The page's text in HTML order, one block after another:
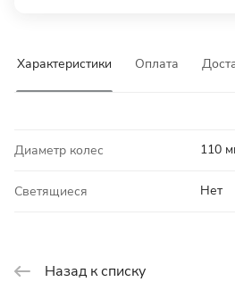
Характеристики Оплата
Диаметр колес 110
Светящиеся Нет
Назад к списку